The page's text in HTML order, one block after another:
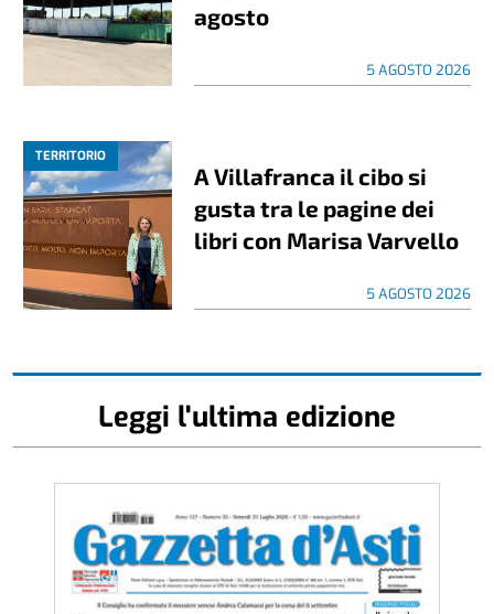
agosto
5 AGOSTO 2026
TERRITORIO
A Villafranca il cibo si
gusta tra le pagine dei
libri con Marisa Varvello
5 AGOSTO 2026
Leggi l'ultima edizione